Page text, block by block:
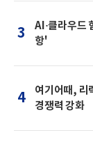
3
AI·클라우드
항'
4
여기어때, 리
경쟁력 강화